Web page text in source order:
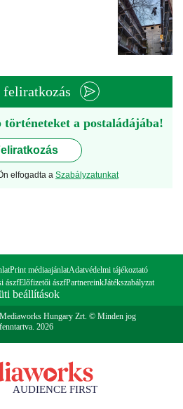
a postaládájába!
elfogadta a Szabályzatunkat
Print médiaajánlatAdatvédelmi tájékoztató
ászfElőfizetői ászfPartnereinkJátékszabályzat
beállítások
Hungary Zrt. © Minden jog
fenntartva. 2026